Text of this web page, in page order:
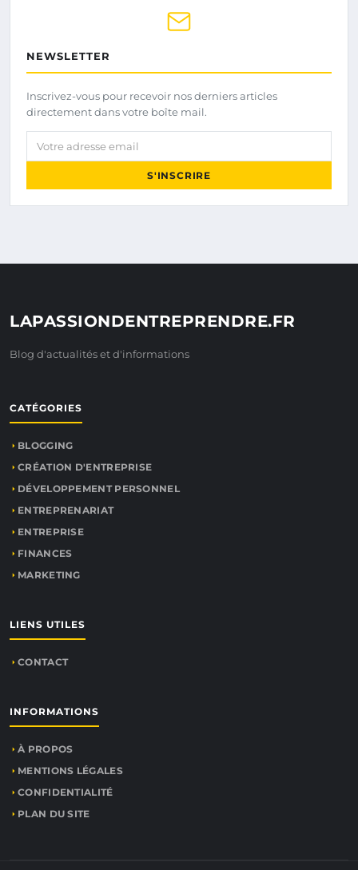
NEWSLETTER
Inscrivez-vous pour recevoir nos derniers articles
directement dans votre boîte mail.
Votre adresse email
S'INSCRIRE
LAPASSIONDENTREPRENDRE.FR
Blog d'actualités et d'informations
CATÉGORIES
BLOGGING
CRÉATION D'ENTREPRISE
DÉVELOPPEMENT PERSONNEL
ENTREPRENARIAT
ENTREPRISE
FINANCES
MARKETING
LIENS UTILES
CONTACT
INFORMATIONS
À PROPOS
MENTIONS LÉGALES
CONFIDENTIALITÉ
PLAN DU SITE